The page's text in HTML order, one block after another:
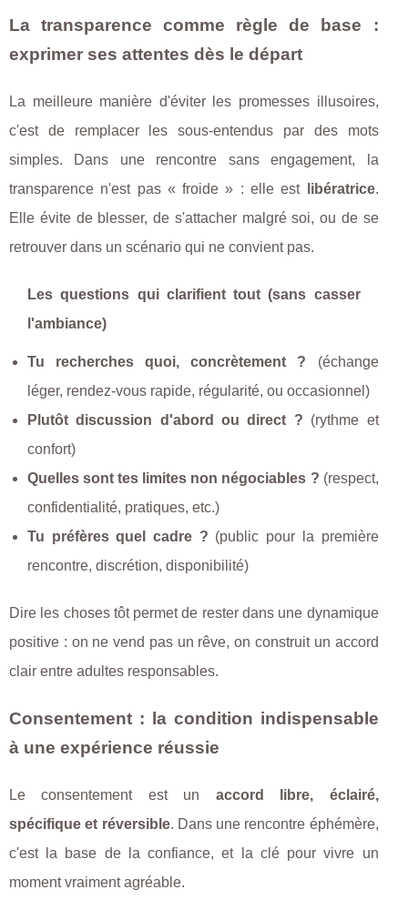
La transparence comme règle de base :
exprimer ses attentes dès le départ
La meilleure manière d'éviter les promesses illusoires,
c'est de remplacer les sous-entendus par des mots
simples. Dans une rencontre sans engagement, la
transparence n'est pas « froide » : elle est
libératrice.
Elle évite de blesser, de s'attacher malgré soi, ou de se
retrouver dans un scénario qui ne convient pas.
Les questions qui clarifient tout (sans casser
l'ambiance)
Tu recherches quoi, concrètement ? (échange
léger, rendez-vous rapide, régularité, ou occasionnel)
Plutôt discussion d'abord ou direct ? (rythme et
confort)
Quelles sont tes limites non négociables ? (respect,
confidentialité, pratiques, etc.)
Tu préfères quel cadre ? (public pour la première
rencontre, discrétion, disponibilité)
Dire les choses tôt permet de rester dans une dynamique
positive : on ne vend pas un rêve, on construit un accord
clair entre adultes responsables.
Consentement : la condition indispensable
à une expérience réussie
Le consentement est un accord libre, éclairé,
spécifique et réversible. Dans une rencontre éphémère,
c'est la base de la confiance, et la clé pour vivre un
moment vraiment agréable.